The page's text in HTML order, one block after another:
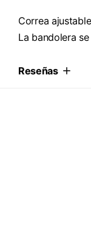
Correa
La bandolera
Reseñas